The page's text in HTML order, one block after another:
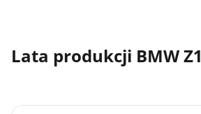
Lata produkcji BMW Z1